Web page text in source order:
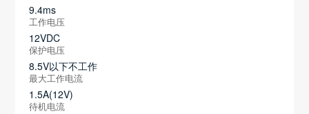
9.4ms
工作电压
12VDC
保护电压
8.5V以下不工作
最大工作电流
1.5A(12V)
待机电流